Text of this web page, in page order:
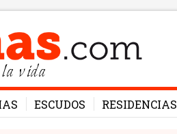
vida
ESCUDOS RESIDENCIAS